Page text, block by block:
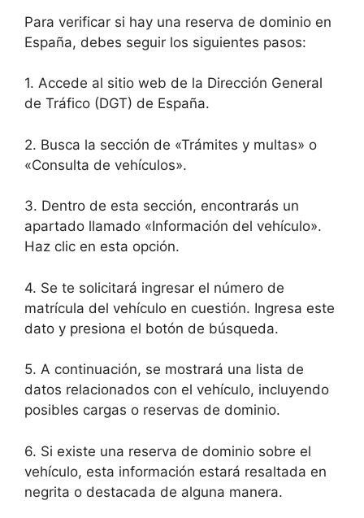
Para verificar si hay una reserva de dominio en
España, debes seguir los siguientes pasos:
1. Accede al sitio web de la Dirección General
de Tráfico (DGT) de España.
2. Busca la sección de «Trámites y multas» o
«Consulta de vehículos».
3. Dentro de esta sección, encontrarás un
apartado llamado «Información del vehículo».
Haz clic en esta opción.
4. Se te solicitará ingresar el número de
matrícula del vehículo en cuestión. Ingresa este
dato y presiona el botón de búsqueda.
5. A continuación, se mostrará una lista de
datos relacionados con el vehículo, incluyendo
posibles cargas o reservas de dominio.
6. Si existe una reserva de dominio sobre el
vehículo, esta información estará resaltada en
negrita o destacada de alguna manera.